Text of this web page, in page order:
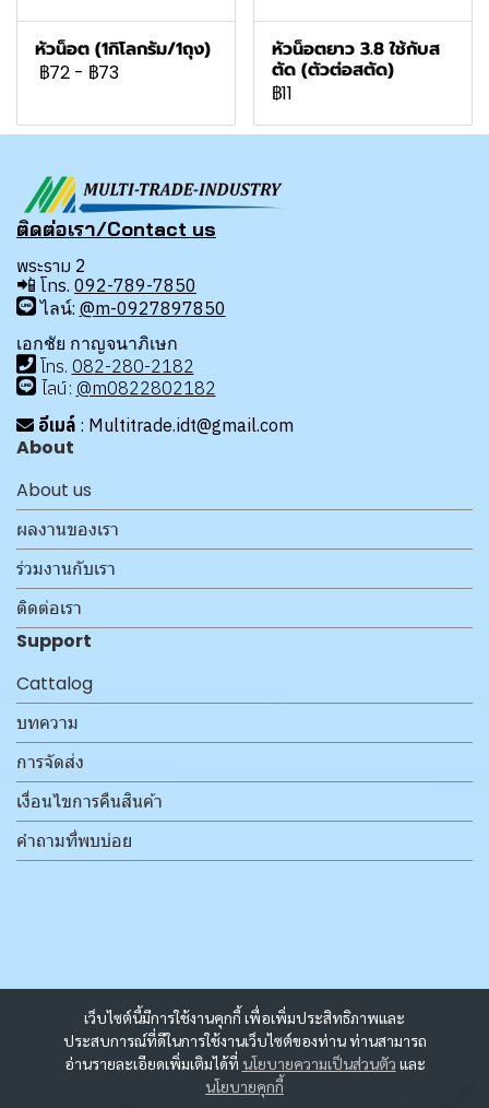
หัวน็อต (1กิโลกรัม/1ถุง)
฿72 - ฿73
หัวน็อตยาว 3.8 ใช้กับส
ตัด (ตัวต่อสตัด)
฿11
เว็บไซต์นี้มีการใช้งานคุกกี้ เพื่อเพิ่มประสิทธิภาพและ
ประสบการณ์ที่ดีในการใช้งานเว็บไซต์ของท่าน ท่านสามารถ
อ่านรายละเอียดเพิ่มเติมได้ที่ นโยบายความเป็นส่วนตัว และ
นโยบายคุกกี้
ติดต่อเรา/Contact us
พระราม 2
📲 โทร. 092-789-7850
ไลน์: @m-0927897850
เอกชัย กาญจนาภิเษก
โทร. 082-280-2182
ไลน์: @m0822802182
อีเมล์ : Multitrade.idt@gmail.com
About
About us
ผลงานของเรา
ร่วมงานกับเรา
ติดต่อเรา
Support
Cattalog
บทความ
การจัดส่ง
เงื่อนไขการคืนสินค้า
คำถามที่พบบ่อย